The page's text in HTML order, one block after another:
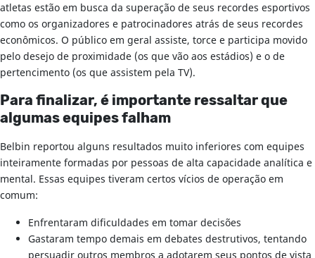
atletas estão em busca da superação de seus recordes esportivos
como os organizadores e patrocinadores atrás de seus recordes
econômicos. O público em geral assiste, torce e participa movido
pelo desejo de proximidade (os que vão aos estádios) e o de
pertencimento (os que assistem pela TV).
Para finalizar, é importante ressaltar que
algumas equipes falham
Belbin reportou alguns resultados muito inferiores com equipes
inteiramente formadas por pessoas de alta capacidade analítica e
mental. Essas equipes tiveram certos vícios de operação em
comum:
Enfrentaram dificuldades em tomar decisões
Gastaram tempo demais em debates destrutivos, tentando